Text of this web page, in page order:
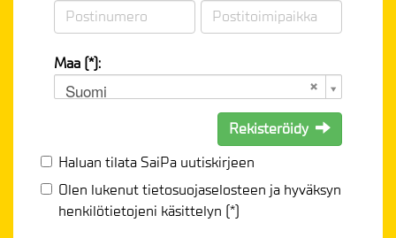
Maa (*):
Suomi
Rekisteröidy
Haluan tilata SaiPa uutiskirjeen
Olen lukenuttietosuojaselosteen ja hyväksyn
henkilötietojeni käsittelyn (*)